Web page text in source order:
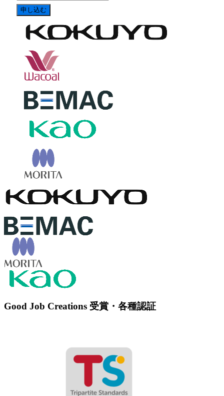
申し込む
Good Job Creations 受賞・各種認証